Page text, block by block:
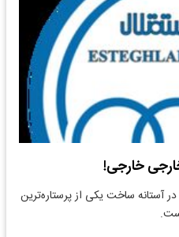
خارجی!
آستانه ساخت یکی از پرستاره‌ترین